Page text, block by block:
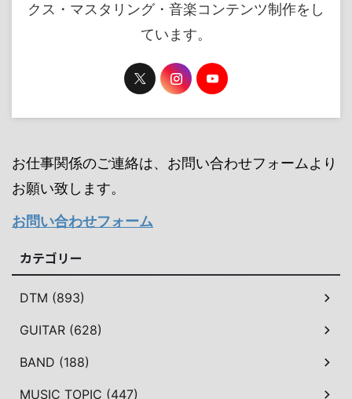
クス・マスタリング・音楽コンテンツ制作をし
ています。
お仕事関係のご連絡は、お問い合わせフォームより
お願い致します。
お問い合わせフォーム
カテゴリー
DTM (893)
GUITAR (628)
BAND (188)
MUSIC TOPIC (447)